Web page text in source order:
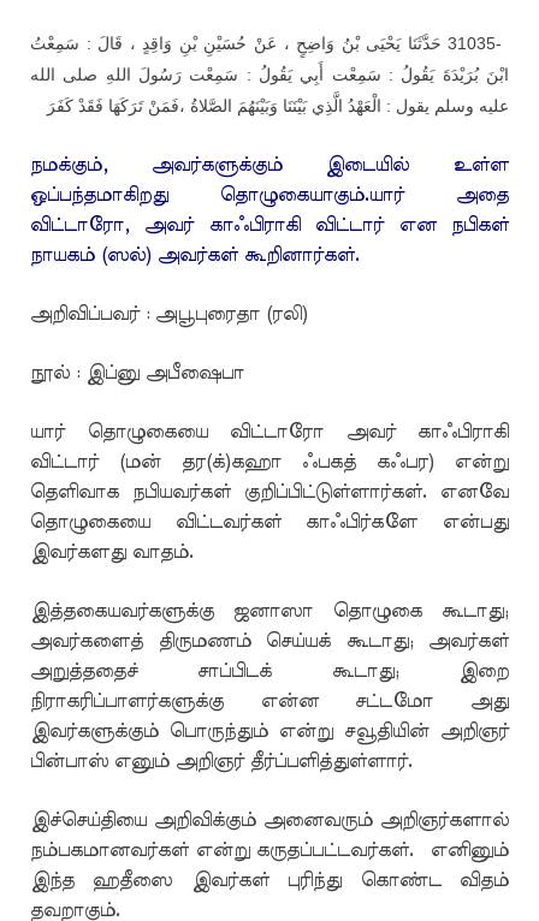
31035- حَدَّثَنَا يَحْيَى بْنُ وَاضِحٍ ، عَنْ حُسَيْنِ بْنِ وَاقِدٍ ، قَالَ : سَمِعْتُ
ابْنَ بُرَيْدَةَ يَقُولُ : سَمِعْت أَبِي يَقُولُ : سَمِعْت رَسُولَ اللهِ صلى الله
عليه وسلم يقول : الْعَهْدُ الَّذِي بَيْنَنَا وَبَيْنَهُمَ الصَّلاةُ ،فَمَنْ تَرَكَهَا فَقَدْ كَفَرَ
நமக்கும், அவர்களுக்கும் இடையில் உள்ள
ஒப்பந்தமாகிறது தொழுகையாகும்.யார் அதை
விட்டாரோ, அவர் காஃபிராகி விட்டார் என நபிகள்
நாயகம் (ஸல்) அவர்கள் கூறினார்கள்.
அறிவிப்பவர் : அபூபுரைதா (ரலி)
நூல் : இப்னு அபீஷைபா
யார் தொழுகையை விட்டாரோ அவர் காஃபிராகி
விட்டார் (மன் தர(க்)கஹா ஃபகத் கஃபர) என்று
தெளிவாக நபியவர்கள் குறிப்பிட்டுள்ளார்கள். எனவே
தொழுகையை விட்டவர்கள் காஃபிர்களே என்பது
இவர்களது வாதம்.
இத்தகையவர்களுக்கு ஜனாஸா தொழுகை கூடாது;
அவர்களைத் திருமணம் செய்யக் கூடாது; அவர்கள்
அறுத்ததைச் சாப்பிடக் கூடாது; இறை
நிராகரிப்பாளர்களுக்கு என்ன சட்டமோ அது
இவர்களுக்கும் பொருந்தும் என்று சவூதியின் அறிஞர்
பின்பாஸ் எனும் அறிஞர் தீர்ப்பளித்துள்ளார்.
இச்செய்தியை அறிவிக்கும் அனைவரும் அறிஞர்களால்
நம்பகமானவர்கள் என்று கருதப்பட்டவர்கள். எனினும்
இந்த ஹதீஸை இவர்கள் புரிந்து கொண்ட விதம்
தவறாகும்.